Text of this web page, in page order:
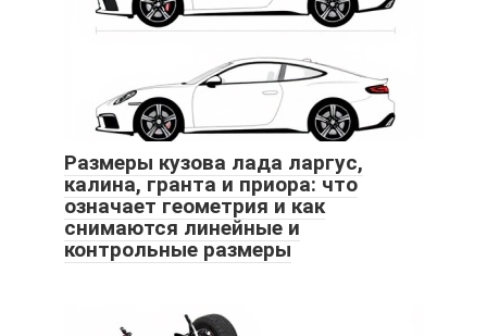
Размеры кузова лада ларгус,
калина, гранта и приора: что
означает геометрия и как
снимаются линейные и
контрольные размеры